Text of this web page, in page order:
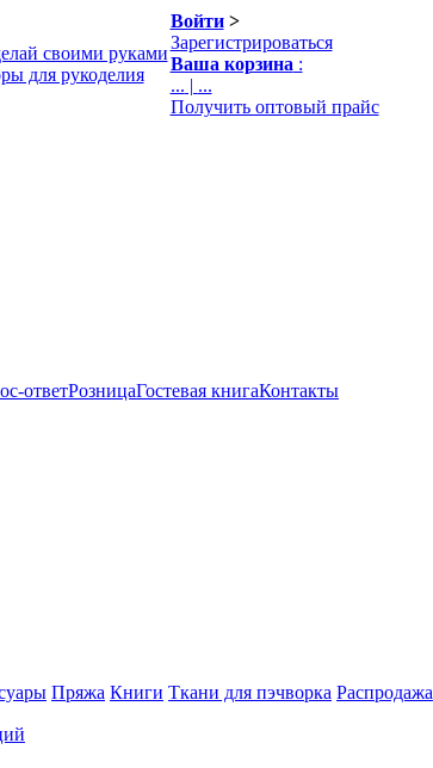
для рукоделия
Войти>
Зарегистрироваться
Ваша корзина :
... | ...
Получить оптовый прайс
ответРозницаГостевая книгаКонтакты
Пряжа Книги Ткани для пэчворка Распродажа